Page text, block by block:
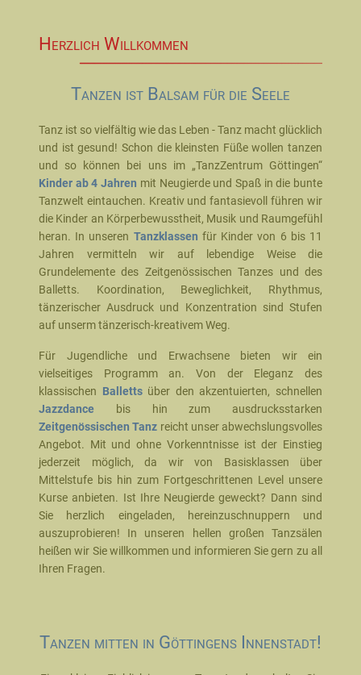
Herzlich Willkommen
Tanzen ist Balsam für die Seele
Tanz ist so vielfältig wie das Leben - Tanz macht glücklich
und ist gesund! Schon die kleinsten Füße wollen tanzen
und so können bei uns im „TanzZentrum Göttingen“
Kinder ab 4 Jahren mit Neugierde und Spaß in die bunte
Tanzwelt eintauchen. Kreativ und fantasievoll führen wir
die Kinder an Körperbewusstheit, Musik und Raumgefühl
heran. In unseren Tanzklassen für Kinder von 6 bis 11
Jahren vermitteln wir auf lebendige Weise die
Grundelemente des Zeitgenössischen Tanzes und des
Balletts. Koordination, Beweglichkeit, Rhythmus,
tänzerischer Ausdruck und Konzentration sind Stufen
auf unserm tänzerisch-kreativem Weg.
Für Jugendliche und Erwachsene bieten wir ein
vielseitiges Programm an. Von der Eleganz des
klassischen Ballettsüber den akzentuierten, schnellen
Jazzdance bis hin zum ausdrucksstarken
Zeitgenössischen Tanz reicht unser abwechslungsvolles
Angebot. Mit und ohne Vorkenntnisse ist der Einstieg
jederzeit möglich, da wir von Basisklassen über
Mittelstufe bis hin zum Fortgeschrittenen Level unsere
Kurse anbieten. Ist Ihre Neugierde geweckt? Dann sind
Sie herzlich eingeladen, hereinzuschnuppern und
auszuprobieren! In unseren hellen großen Tanzsälen
heißen wir Sie willkommen und informieren Sie gern zu all
Ihren Fragen.
Tanzen mitten in Göttingens Innenstadt!